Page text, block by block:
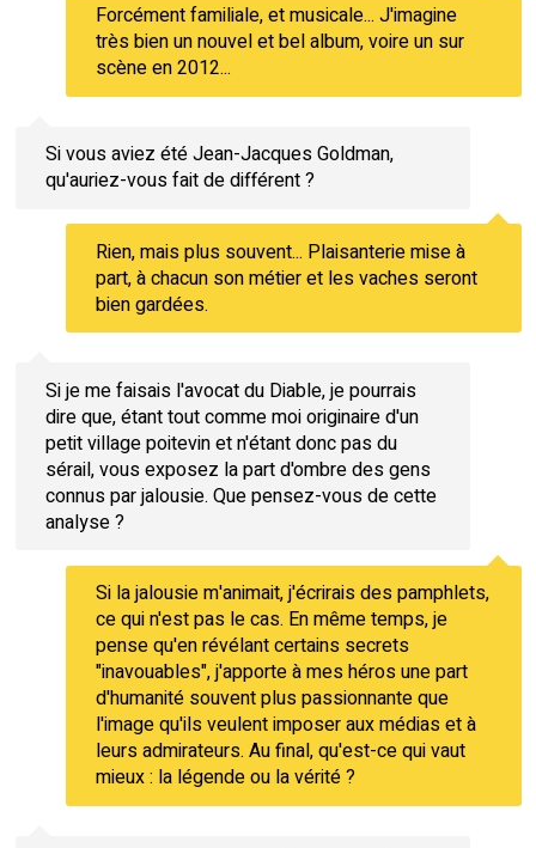
Forcément familiale, et musicale... J'imagine
très bien un nouvel et bel album, voire un sur
scène en 2012...
Si vous aviez été Jean-Jacques Goldman,
qu'auriez-vous fait de différent ?
Rien, mais plus souvent... Plaisanterie mise à
part, à chacun son métier et les vaches seront
bien gardées.
Si je me faisais l'avocat du Diable, je pourrais
dire que, étant tout comme moi originaire d'un
petit village poitevin et n'étant donc pas du
sérail, vous exposez la part d'ombre des gens
connus par jalousie. Que pensez-vous de cette
analyse ?
Si la jalousie m'animait, j'écrirais des pamphlets,
ce qui n'est pas le cas. En même temps, je
pense qu'en révélant certains secrets
"inavouables", j'apporte à mes héros une part
d'humanité souvent plus passionnante que
l'image qu'ils veulent imposer aux médias et à
leurs admirateurs. Au final, qu'est-ce qui vaut
mieux : la légende ou la vérité ?